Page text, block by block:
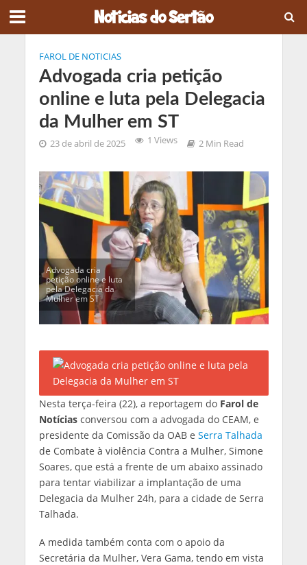
FAROL DE NOTICIAS
Advogada cria petição
online e luta pela Delegacia
da Mulher em ST
23 de abril de 2025 1 Views 2 Min Read
Advogada cria
petição online e luta
pela Delegacia da
Mulher em ST
Nesta terça-feira (22), a reportagem do Farol de
Notíciasconversou com a advogada do CEAM, e
presidente da Comissão da OAB e Serra Talhada
de Combate à violência Contra a Mulher, Simone
Soares, que está a frente de um abaixo assinado
para tentar viabilizar a implantação de uma
Delegacia da Mulher 24h, para a cidade de Serra
Talhada.
A medida também conta com o apoio da
Secretária da Mulher, Vera Gama, tendo em vista